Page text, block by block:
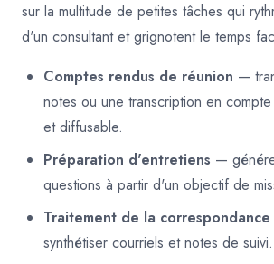
sur la multitude de petites tâches qui
d'un consultant et grignotent le temps
Comptes rendus de réunion —
notes ou une transcription en
et diffusable.
Préparation d'entretiens —
questions à partir d'un objectif de
Traitement de la correspondance
synthétiser courriels et notes de suivi.